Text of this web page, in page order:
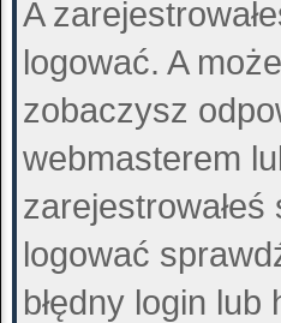
A
logować. A
zobaczysz
webmasterem
logować
błędny login